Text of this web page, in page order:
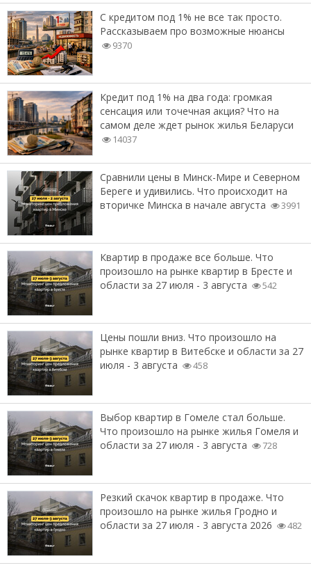
С кредитом под 1% не все так просто.
Рассказываем про возможные нюансы
9370
Кредит под 1% на два года: громкая
сенсация или точечная акция? Что на
самом деле ждет рынок жилья Беларуси
14037
Сравнили цены в Минск-Мире и Северном
Береге и удивились. Что происходит на
вторичке Минска в начале августа
3991
Квартир в продаже все больше. Что
произошло на рынке квартир в Бресте и
области за 27 июля - 3 августа
542
Цены пошли вниз. Что произошло на
рынке квартир в Витебске и области за 27
июля - 3 августа
458
Выбор квартир в Гомеле стал больше.
Что произошло на рынке жилья Гомеля и
области за 27 июля - 3 августа
728
Резкий скачок квартир в продаже. Что
произошло на рынке жилья Гродно и
области за 27 июля - 3 августа 2026
482